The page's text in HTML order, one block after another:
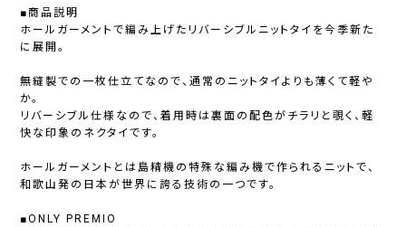
■商品説明
ホールガーメントで編み上げたリバーシブルニットタイを今季新た
に展開。
無縫製での一枚仕立てなので、通常のニットタイよりも薄くて軽や
か。
リバーシブル仕様なので、着用時は裏面の配色がチラリと覗く、軽
快な印象のネクタイです。
ホールガーメントとは島精機の特殊な編み機で作られるニットで、
和歌山発の日本が世界に誇る技術の一つです。
■ONLY PREMIO